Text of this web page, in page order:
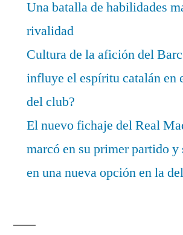
Una batalla de habilidades
rivalidad
Cultura de la afición del
influye el espíritu catalán en
del club?
El nuevo fichaje del Real
marcó en su primer partido
en una nueva opción en la